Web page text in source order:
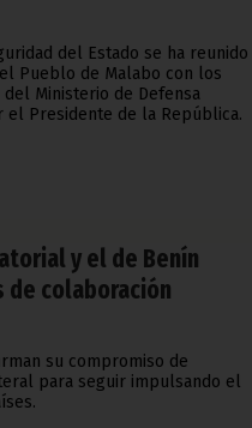
del Estado se ha reunido
Pueblo de Malabo con los
Ministerio de Defensa
Presidente de la República.
y el de Benín
de colaboración
su compromiso de
para seguir impulsando el